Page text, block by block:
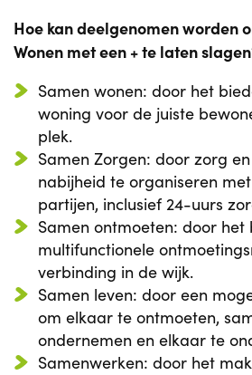
Hoe kan deelgenomen worden
Wonen met een + te laten
Samen wonen: door het
woning voor de juiste
plek.
Samen Zorgen: door zorg
nabijheid te organiseren
partijen, inclusief 24-uurs
Samen ontmoeten: door het
multifunctionele
verbinding in de wijk.
Samen leven: door een
om elkaar te ontmoeten,
ondernemen en elkaar te
Samenwerken: door het